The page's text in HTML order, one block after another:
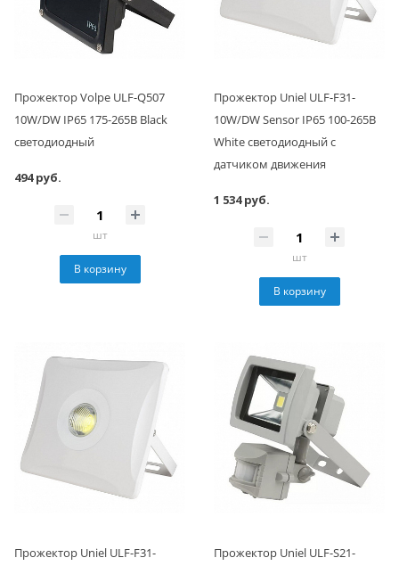
Прожектор Volpe ULF-Q507
10W/DW IP65 175-265В Black
светодиодный
494 руб.
шт
В корзину
Прожектор Uniel ULF-F31-
10W/DW Sensor IP65 100-265В
White светодиодный с
датчиком движения
1 534 руб.
шт
В корзину
Прожектор Uniel ULF-F31-
Прожектор Uniel ULF-S21-